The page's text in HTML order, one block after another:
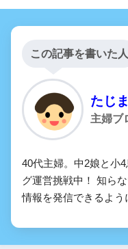
この記事を書いた人
たじ
主婦ブ
40代主婦。中2娘と小
グ運営挑戦中！ 知ら
情報を発信できるよう